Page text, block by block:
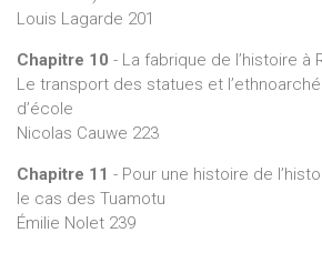
Louis Lagarde 201
Chapitre 10 - La fabrique de l’histoire à
Le transport des statues et
d’école
Nicolas Cauwe 223
Chapitre 11 - Pour une histoire de
le cas des Tuamotu
Émilie Nolet 239